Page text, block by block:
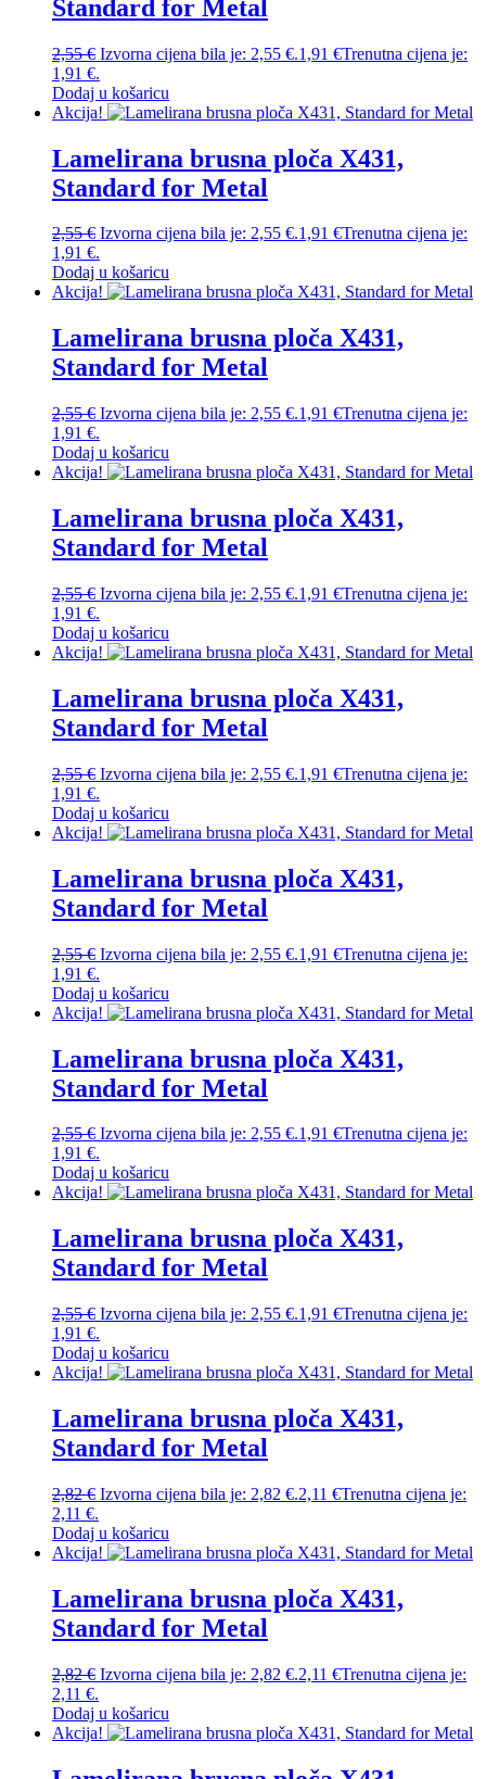
Standard for Metal
2,55€ Izvorna cijena bila je: 2,55 €.1,91 €Trenutna cijena je:
1,91 €.
Dodaj u košaricu
Akcija!
Lamelirana brusna ploča X431,
Standard for Metal
2,55€ Izvorna cijena bila je: 2,55 €.1,91 €Trenutna cijena je:
1,91 €.
Dodaj u košaricu
Akcija!
Lamelirana brusna ploča X431,
Standard for Metal
2,55€ Izvorna cijena bila je: 2,55 €.1,91 €Trenutna cijena je:
1,91 €.
Dodaj u košaricu
Akcija!
Lamelirana brusna ploča X431,
Standard for Metal
2,55€ Izvorna cijena bila je: 2,55 €.1,91 €Trenutna cijena je:
1,91 €.
Dodaj u košaricu
Akcija!
Lamelirana brusna ploča X431,
Standard for Metal
2,55€ Izvorna cijena bila je: 2,55 €.1,91 €Trenutna cijena je:
1,91 €.
Dodaj u košaricu
Akcija!
Lamelirana brusna ploča X431,
Standard for Metal
2,55€ Izvorna cijena bila je: 2,55 €.1,91 €Trenutna cijena je:
1,91 €.
Dodaj u košaricu
Akcija!
Lamelirana brusna ploča X431,
Standard for Metal
2,55€ Izvorna cijena bila je: 2,55 €.1,91 €Trenutna cijena je:
1,91 €.
Dodaj u košaricu
Akcija!
Lamelirana brusna ploča X431,
Standard for Metal
2,55€ Izvorna cijena bila je: 2,55 €.1,91 €Trenutna cijena je:
1,91 €.
Dodaj u košaricu
Akcija!
Lamelirana brusna ploča X431,
Standard for Metal
2,82€ Izvorna cijena bila je: 2,82 €.2,11 €Trenutna cijena je:
2,11 €.
Dodaj u košaricu
Akcija!
Lamelirana brusna ploča X431,
Standard for Metal
2,82€ Izvorna cijena bila je: 2,82 €.2,11 €Trenutna cijena je:
2,11 €.
Dodaj u košaricu
Akcija!